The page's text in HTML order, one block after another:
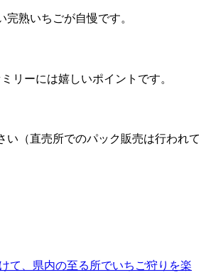
熟いちごが自慢です。
リーには嬉しいポイントです。
（直売所でのパック販売は行われて
て、県内の至る所でいちご狩りを楽